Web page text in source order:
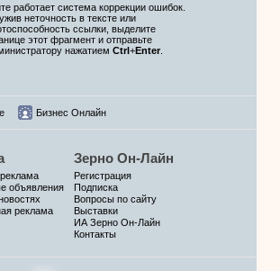
работает система коррекции ошибок.
неточность в тексте или
ссылки, выделите
этот фрагмент и отправьте
нажатием Ctrl+Enter
Бизнес Онлайн
объявления
реклама
Зерно Он-Лайн
Регистрация
Подписка
Вопросы по сайту
Выставки
ИА Зерно Он-Лайн
Контакты